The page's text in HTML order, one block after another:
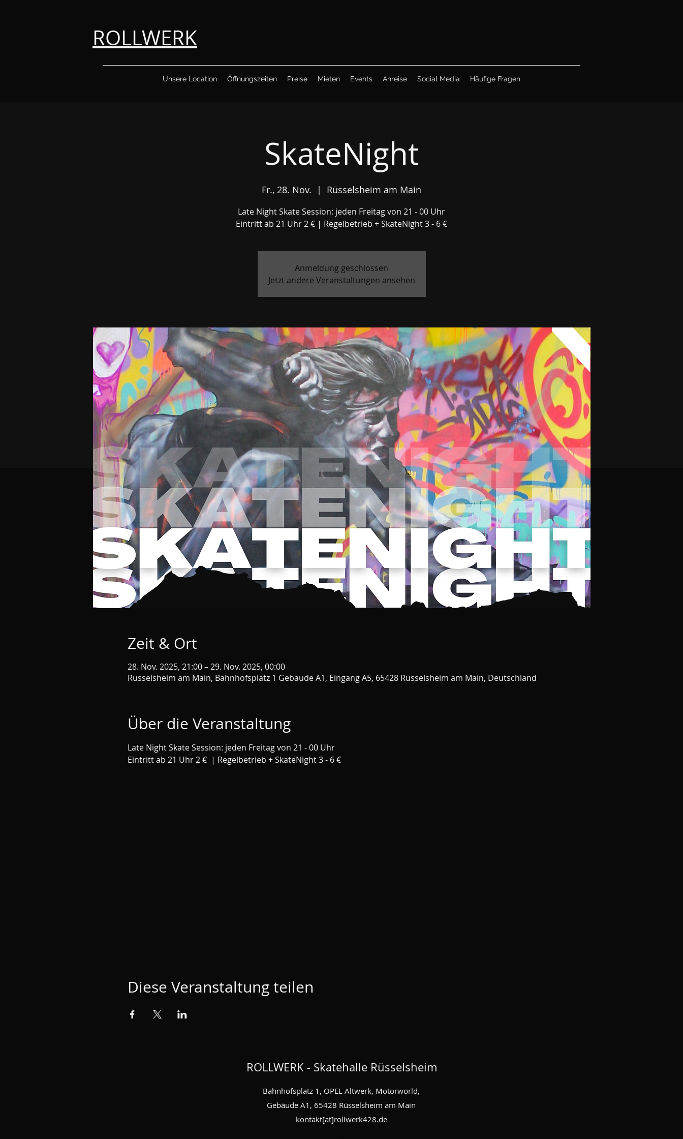
ROLLWERK
Unsere Location Öffnungszeiten Preise Mieten Events Anreise Social Media Häufige Fragen
SkateNight
Fr., 28. Nov.
  |
Rüsselsheim am Main
Late Night Skate Session: jeden Freitag von 21 - 00 Uhr
Eintritt ab 21 Uhr 2 € | Regelbetrieb + SkateNight 3 - 6 €
Anmeldung geschlossen
Jetzt andere Veranstaltungen ansehen
Zeit & Ort
28. Nov. 2025, 21:00 – 29. Nov. 2025, 00:00
Rüsselsheim am Main, Bahnhofsplatz 1 Gebäude A1, Eingang A5, 65428 Rüsselsheim am Main, Deutschland
Über die Veranstaltung
Late Night Skate Session: jeden Freitag von 21 - 00 Uhr
Eintritt ab 21 Uhr 2 €  | Regelbetrieb + SkateNight 3 - 6 €
Diese Veranstaltung teilen
ROLLWERK - Skatehalle Rüsselsheim
Bahnhofsplatz 1, OPEL Altwerk, Motorworld,
Gebäude A1, 65428 Rüsselsheim am Main
kontakt[at]rollwerk428.de